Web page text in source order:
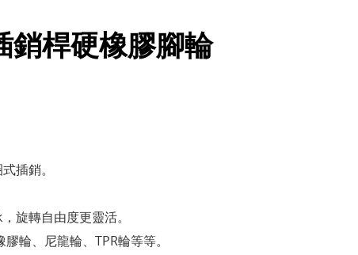
桿硬橡膠腳輪
插銷。
旋轉自由度更靈活。
輪、尼龍輪、TPR輪等等。